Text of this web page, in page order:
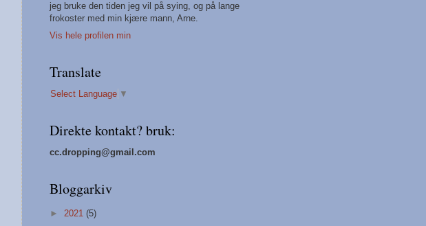
jeg bruke den tiden jeg vil på sying, og på lange
frokoster med min kjære mann, Arne.
Vis hele profilen min
Translate
Select Language ▼
Direkte kontakt? bruk:
cc.dropping@gmail.com
Bloggarkiv
► 2021 (5)